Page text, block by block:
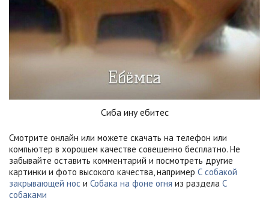
Сиба ину ебитес
Смотрите онлайн или можете скачать на телефон или
компьютер в хорошем качестве совешенно бесплатно. Не
забывайте оставить комментарий и посмотреть другие
картинки и фото высокого качества, например С собакой
закрывающей нос и Собака на фоне огня из раздела С
собаками